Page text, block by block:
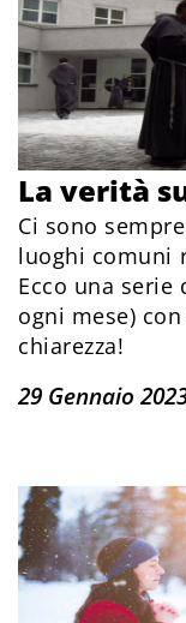
La verità
Ci sono
luoghi comuni
Ecco una
ogni mese)
chiarezza!
29 Gennaio